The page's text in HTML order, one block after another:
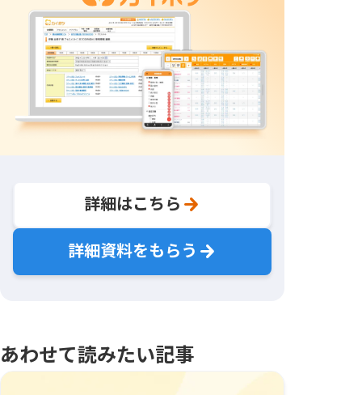
詳細はこちら
詳細資料をもらう
あわせて読みたい記事